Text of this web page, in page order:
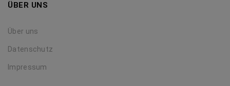
ÜBER UNS
Über uns
Datenschutz
Impressum